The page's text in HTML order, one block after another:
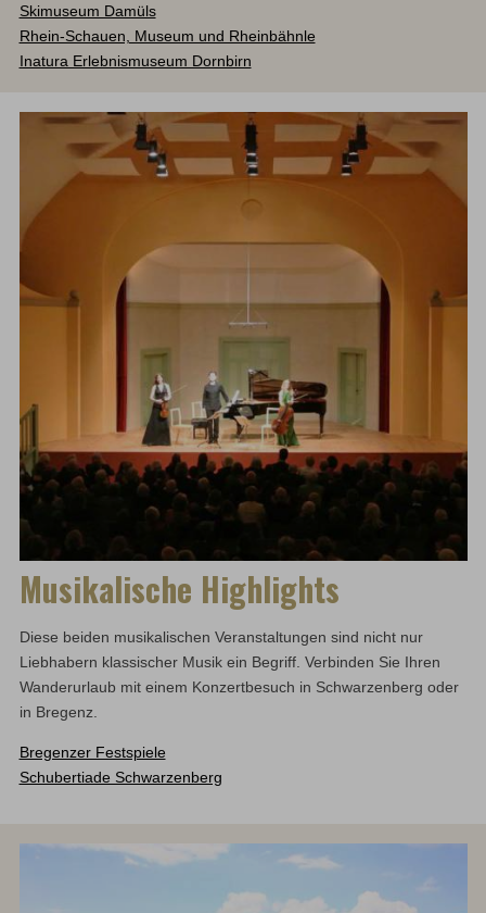
Skimuseum Damüls
Rhein-Schauen, Museum und Rheinbähnle
Inatura Erlebnismuseum Dornbirn
Musikalische Highlights
Diese beiden musikalischen Veranstaltungen sind nicht nur
Liebhabern klassischer Musik ein Begriff. Verbinden Sie Ihren
Wanderurlaub mit einem Konzertbesuch in Schwarzenberg oder
in Bregenz.
Bregenzer Festspiele
Schubertiade Schwarzenberg